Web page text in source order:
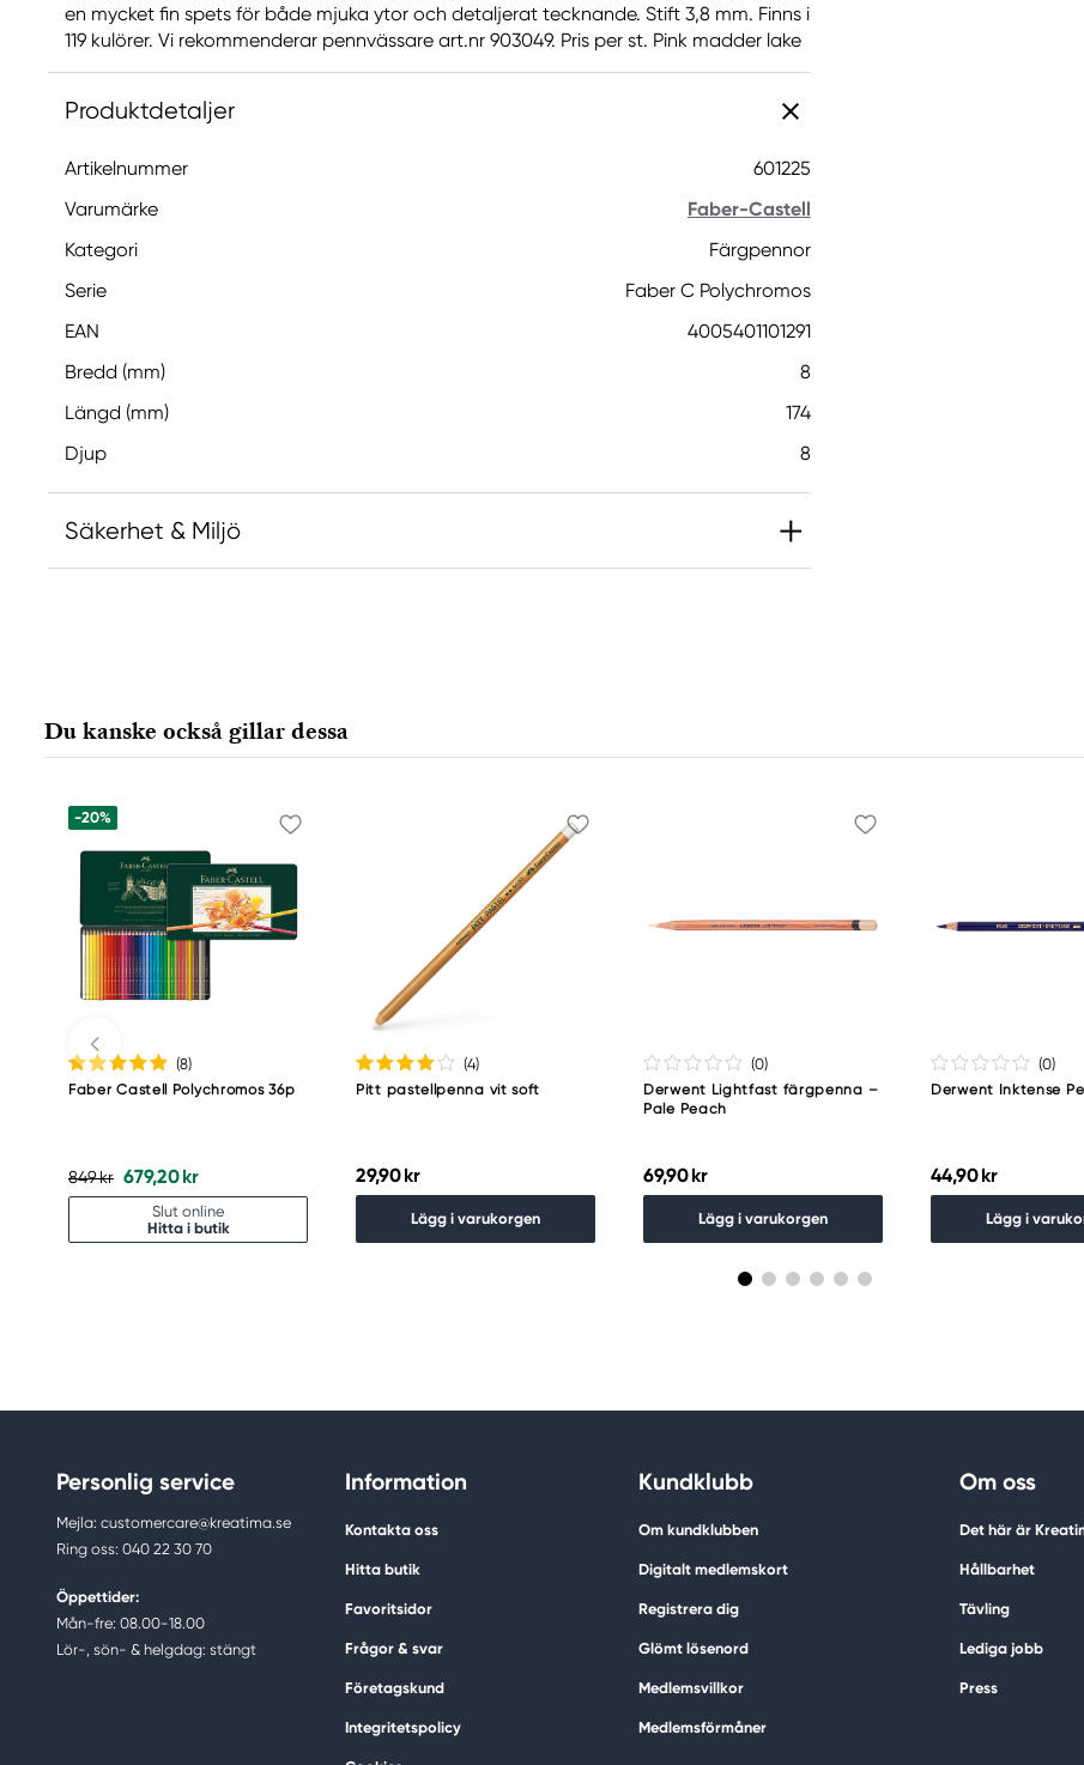
en mycket fin spets för både mjuka ytor och detaljerat tecknande. Stift 3,8 mm. Finns i
119 kulörer. Vi rekommenderar pennvässare art.nr 903049. Pris per st. Pink madder lake
Produktdetaljer
Artikelnummer
601225
Varumärke
Faber-Castell
Kategori
Färgpennor
Serie
Faber C Polychromos
EAN
4005401101291
Bredd (mm)
8
Längd (mm)
174
Djup
8
Säkerhet & Miljö
90546 Stein, Germany
info@Faber-Castell.de
Du kanske också gillar dessa
-20%
(8)
Faber Castell Polychromos 36p
849 kr 679,20 kr
Slut online
Hitta i butik
(4)
Pitt pastellpenna vit soft
29,90 kr
Lägg i varukorgen
(0)
Derwent Lightfast färgpenna –
Pale Peach
69,90 kr
Lägg i varukorgen
(0)
Derwent Inktense
44,90 kr
Lägg i
Personlig service
Mejla: customercare@kreatima.se
Ring oss: 040 22 30 70
Öppettider:
Mån-fre: 08.00-18.00
Lör-, sön- & helgdag: stängt
Information
Kontakta oss
Hitta butik
Favoritsidor
Frågor & svar
Företagskund
Integritetspolicy
Kundklubb
Om kundklubben
Digitalt medlemskort
Registrera dig
Glömt lösenord
Medlemsvillkor
Medlemsförmåner
Om oss
Det här är
Hållbarhet
Tävling
Lediga jobb
Press